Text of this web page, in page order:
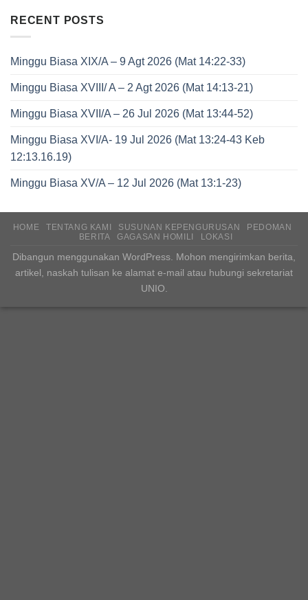
RECENT POSTS
Minggu Biasa XIX/A – 9 Agt 2026 (Mat 14:22-33)
Minggu Biasa XVIII/ A – 2 Agt 2026 (Mat 14:13-21)
Minggu Biasa XVII/A – 26 Jul 2026 (Mat 13:44-52)
Minggu Biasa XVI/A- 19 Jul 2026 (Mat 13:24-43 Keb
12:13.16.19)
Minggu Biasa XV/A – 12 Jul 2026 (Mat 13:1-23)
HOME TENTANG KAMI SUSUNAN KEPENGURUSAN
PEDOMAN
BERITA
GAGASAN HOMILI LOKASI
Dibangun menggunakan WordPress. Mohon mengirimkan berita,
artikel, naskah tulisan ke alamat e-mail atau hubungi sekretariat
UNIO.